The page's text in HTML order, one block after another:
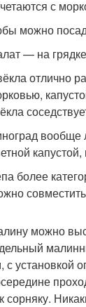
с
можно
— на
отлично
вообще
более
можно
с установкой
сорняку.